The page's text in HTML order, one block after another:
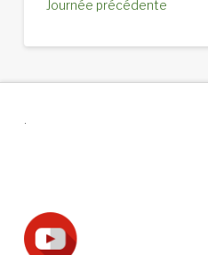
Journée précédente